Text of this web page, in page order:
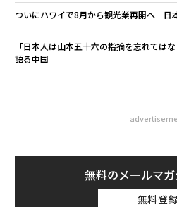
ついにハワイで8月から観光業再開へ 日
「日本人は山本五十六の指摘を忘れては
語る中国
無料のメールマ
無料登